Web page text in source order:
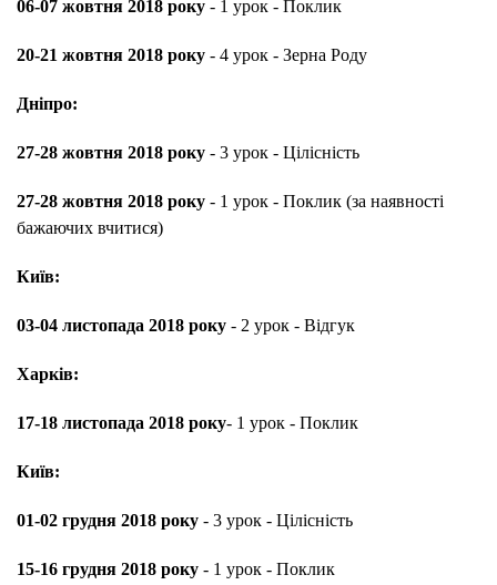
06-07 жовтня 2018 року - 1 урок - Поклик
20-21 жовтня 2018 року - 4 урок - Зерна Роду
Дніпро:
27-28 жовтня 2018 року - 3 урок - Цілісність
27-28 жовтня 2018 року - 1 урок - Поклик (за наявності
бажаючих вчитися)
Київ:
03-04 листопада 2018 року - 2 урок - Відгук
Харків:
17-18 листопада 2018 року- 1 урок - Поклик
Київ:
01-02 грудня 2018 року - 3 урок - Цілісність
15-16 грудня 2018 року - 1 урок - Поклик